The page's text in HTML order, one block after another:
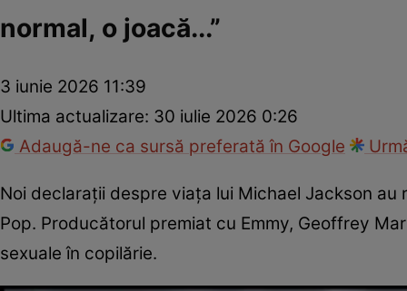
normal, o joacă...”
3 iunie 2026 11:39
Ultima actualizare: 30 iulie 2026 0:26
Adaugă-ne ca sursă preferată în Google
Noi declarații despre viața lui Michael Jackson
Pop. Producătorul premiat cu Emmy, Geoffrey
sexuale în copilărie.